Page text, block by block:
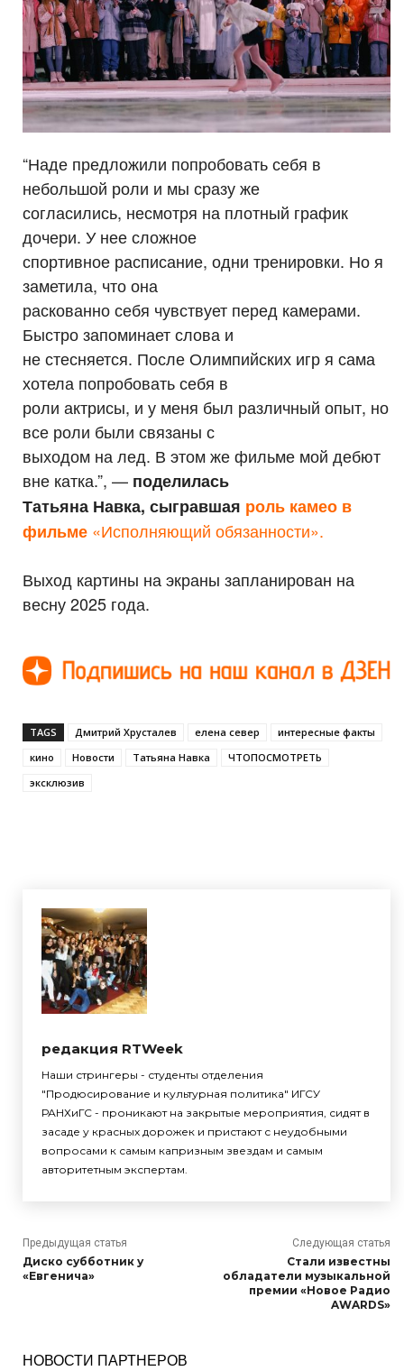
“Наде предложили попробовать себя в
небольшой роли и мы сразу же
согласились, несмотря на плотный график
дочери. У нее сложное
спортивное расписание, одни тренировки. Но я
заметила, что она
раскованно себя чувствует перед камерами.
Быстро запоминает слова и
не стесняется. После Олимпийских игр я сама
хотела попробовать себя в
роли актрисы, и у меня был различный опыт, но
все роли были связаны с
выходом на лед. В этом же фильме мой дебют
вне катка.”, — поделилась
Татьяна Навка, сыгравшая роль камео в
фильме «Исполняющий обязанности».
Выход картины на экраны запланирован на
весну 2025 года.
TAGS Дмитрий Хрусталев елена север
интересные факты
кино
Новости Татьяна Навка
ЧТОПОСМОТРЕТЬ
эксклюзив
редакция RTWeek
Наши стрингеры - студенты отделения
"Продюсирование и культурная политика" ИГСУ
РАНХиГС - проникают на закрытые мероприятия, сидят в
засаде у красных дорожек и пристают с неудобными
вопросами к самым капризным звездам и самым
авторитетным экспертам.
Предыдущая статья
Диско субботник у
«Евгенича»
Следующая статья
Стали известны
обладатели музыкальной
премии «Новое Радио
AWARDS»
НОВОСТИ ПАРТНЕРОВ